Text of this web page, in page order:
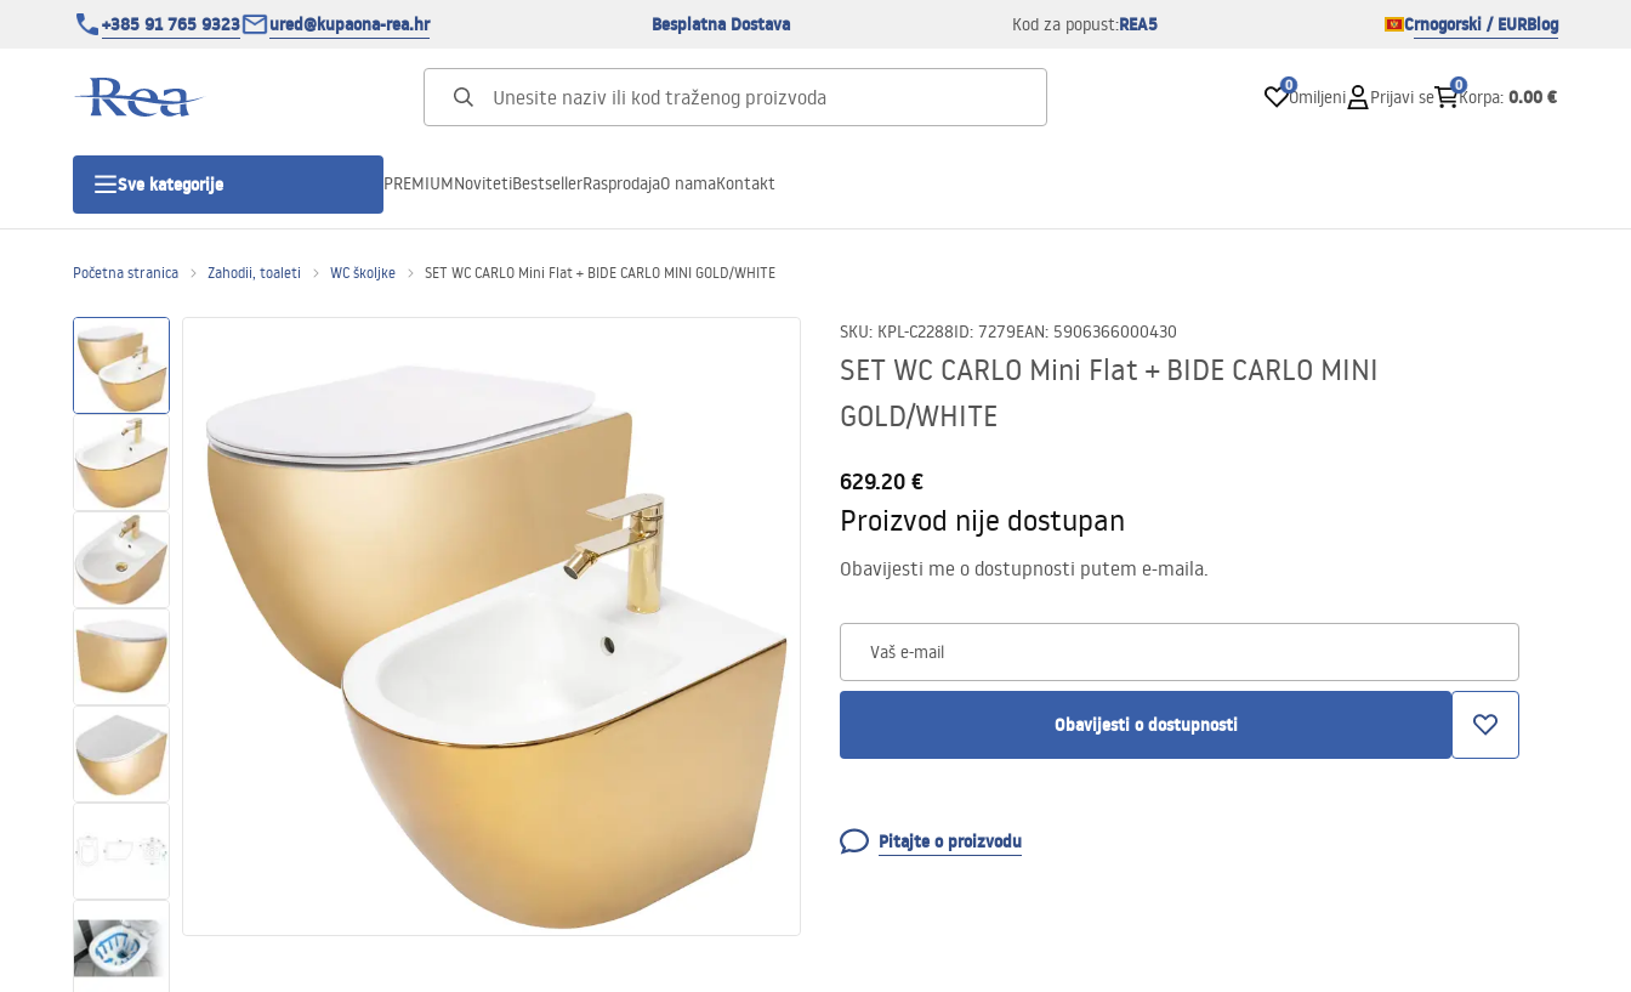
+385 91 765 9323 ured@kupaona-rea.hr Besplatna Dostava Kod za popust:REA5 Crnogorski / EURBlog
0
Omiljeni Prijavi se
0
Korpa: 0.00 €
Sve kategorije
Tuš vrata
Tuš kade
Linearni odvodi
Zahodi, toaleti
Umivaonici
Kade i paravani
Miješalice, pipe, slavine
Tuševi
Kitchen
PREMIUMNovitetiBestsellerRasprodajaO namaKontakt
Početna stranica Zahodii, toaleti WC školjke SET WC CARLO Mini Flat + BIDE CARLO MINI GOLD/WHITE
SKU: KPL-C2288ID: 7279EAN: 5906366000430
SET WC CARLO Mini Flat + BIDE CARLO MINI
GOLD/WHITE
629.20 €
Proizvod nije dostupan
Obavijesti me o dostupnosti putem e-maila.
Vaš e-mail
Obavijesti o dostupnosti
Pitajte o proizvodu